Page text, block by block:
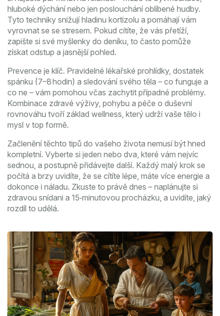
hluboké dýchání nebo jen poslouchání oblíbené hudby.
Tyto techniky snižují hladinu kortizolu a pomáhají vám
vyrovnat se se stresem. Pokud cítíte, že vás přetíží,
zapište si své myšlenky do deníku, to často pomůže
získat odstup a jasnější pohled.
Prevence je klíč. Pravidelné lékařské prohlídky, dostatek
spánku (7–8 hodin) a sledování svého těla – co funguje a
co ne – vám pomohou včas zachytit případné problémy.
Kombinace zdravé výživy, pohybu a péče o duševní
rovnováhu tvoří základ wellness, který udrží vaše tělo i
mysl v top formě.
Začlenění těchto tipů do vašeho života nemusí být hned
kompletní. Vyberte si jeden nebo dva, které vám nejvíc
sednou, a postupně přidávejte další. Každý malý krok se
počítá a brzy uvidíte, že se cítíte lépe, máte více energie a
dokonce i náladu. Zkuste to právě dnes – naplánujte si
zdravou snídani a 15‑minutovou procházku, a uvidíte, jaký
rozdíl to udělá.